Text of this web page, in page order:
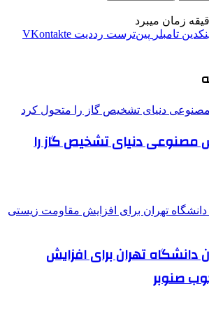
‫تامبلر ‫پین‌ترست ‫رددیت ‫VKontakte
مصنوعی دنیای تشخیص گاز را
تهران برای افزایش
صنوبر